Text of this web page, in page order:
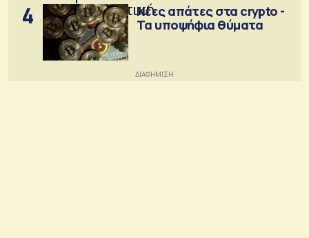
4
Νέες απάτες στα crypto -
Τα υποψήφια θύματα